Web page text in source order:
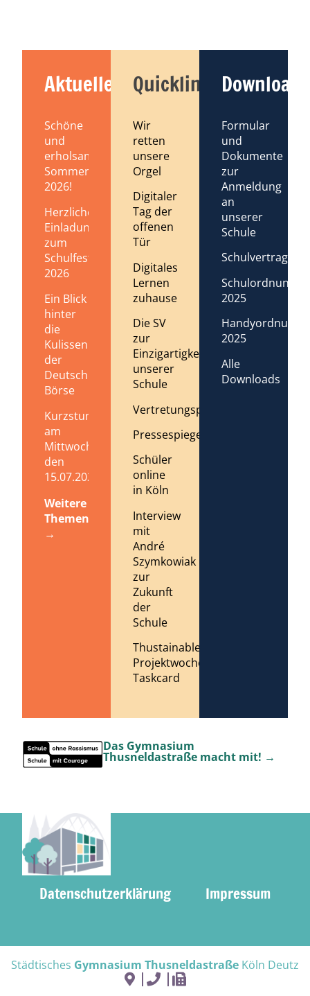
Aktuelles
Schöne
und
erholsame
Sommerferien
2026!
Herzliche
Einladung
zum
Schulfest
2026
Ein Blick
hinter
die
Kulissen
der
Deutschen
Börse
Kurzstundenregelung
am
Mittwoch,
den
15.07.2026
Weitere
Themen
→
Quicklinks
Wir
retten
unsere
Orgel
Digitaler
Tag der
offenen
Tür
Digitales
Lernen
zuhause
Die SV
zur
Einzigartigkeit
unserer
Schule
Vertretungsplan
Pressespiegel
Schüler
online
in Köln
Interview
mit
André
Szymkowiak
zur
Zukunft
der
Schule
Thustainable
Projektwoche
Taskcard
Downloads
Formular
und
Dokumente
zur
Anmeldung
an
unserer
Schule
Schulvertrag
Schulordnung
2025
Handyordnung
2025
Alle
Downloads
Das Gymnasium
Thusneldastraße macht mit! →
Datenschutzerklärung Impressum
Städtisches Gymnasium Thusneldastraße Köln Deutz